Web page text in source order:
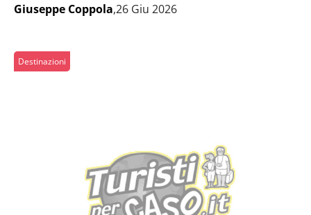
Giuseppe Coppola,26 Giu 2026
Destinazioni